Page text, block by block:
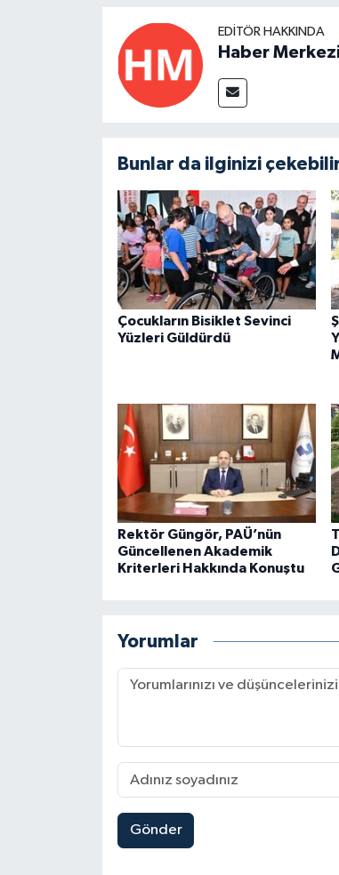
EDITÖR HAKKINDA
Haber
Bunlar da ilginizi
Çocukların Bisiklet Sevinci
Yüzleri Güldürdü
Rektör Güngör, PAÜ’nün
Güncellenen Akademik
Kriterleri Hakkında Konuştu
Yorumlar
Gönder